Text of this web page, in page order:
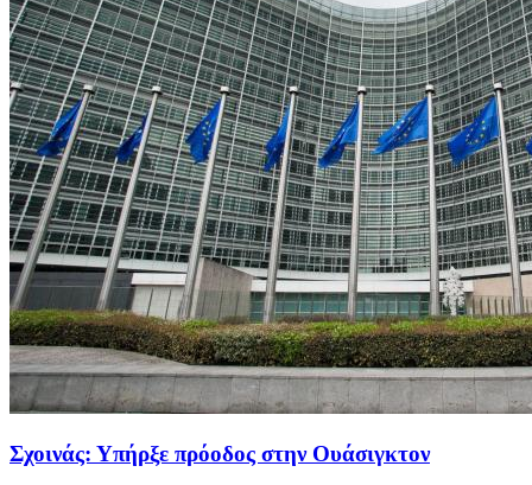
Σχοινάς: Υπήρξε πρόοδος στην Ουάσιγκτον